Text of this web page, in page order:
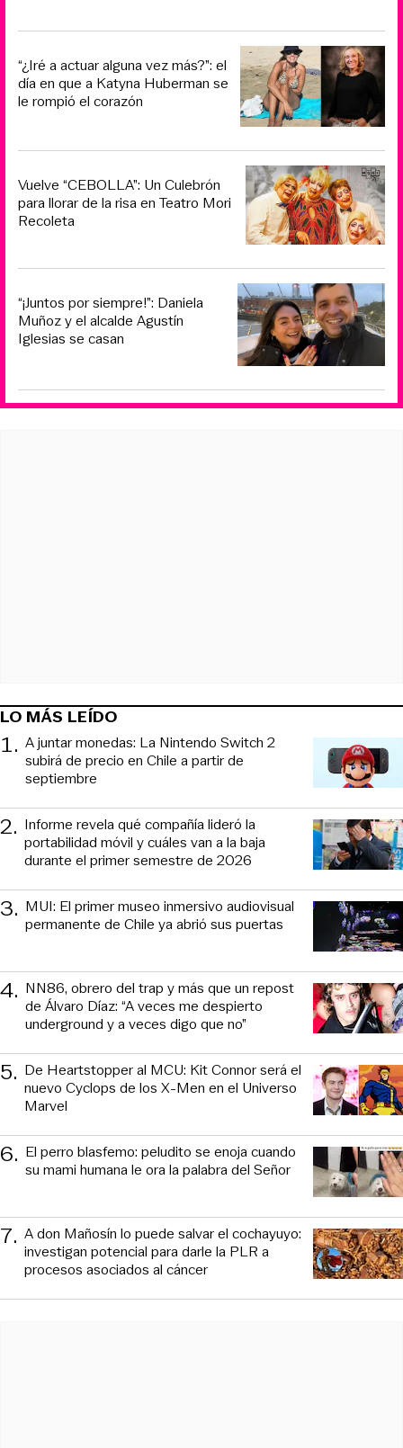
“¿Iré a actuar alguna vez más?”: el
día en que a Katyna Huberman se
le rompió el corazón
Vuelve “CEBOLLA”: Un Culebrón
para llorar de la risa en Teatro Mori
Recoleta
“¡Juntos por siempre!”: Daniela
Muñoz y el alcalde Agustín
Iglesias se casan
LO MÁS LEÍDO
1. A juntar monedas: La Nintendo Switch 2
subirá de precio en Chile a partir de
septiembre
2. Informe revela qué compañía lideró la
portabilidad móvil y cuáles van a la baja
durante el primer semestre de 2026
3. MUI: El primer museo inmersivo audiovisual
permanente de Chile ya abrió sus puertas
4. NN86, obrero del trap y más que un repost
de Álvaro Díaz: “A veces me despierto
underground y a veces digo que no”
5. De Heartstopper al MCU: Kit Connor será el
nuevo Cyclops de los X-Men en el Universo
Marvel
6. El perro blasfemo: peludito se enoja cuando
su mami humana le ora la palabra del Señor
7. A don Mañosín lo puede salvar el cochayuyo:
investigan potencial para darle la PLR a
procesos asociados al cáncer